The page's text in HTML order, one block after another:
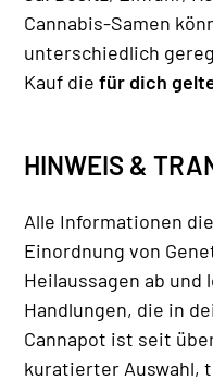
Cannabis-Samen
unterschiedlich
Kauf die für dich
HINWEIS &
Alle Informationen
Einordnung von
Heilaussagen ab und
Handlungen, die in
Cannapot ist seit
kuratierter Auswahl,